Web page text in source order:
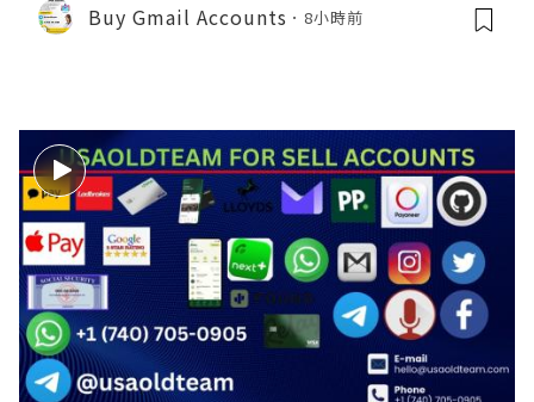
Buy Gmail Accounts 8小時前